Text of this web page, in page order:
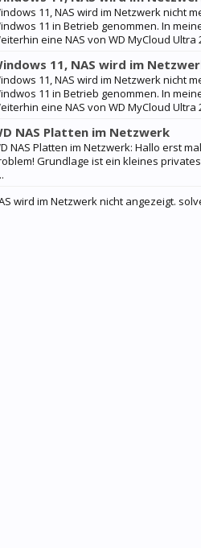
11, NAS wird im Netzwerk nicht
11 in Betrieb genommen. In
eine NAS von WD MyCloud Ultra
11, NAS wird im
11, NAS wird im Netzwerk nicht
11 in Betrieb genommen. In
eine NAS von WD MyCloud Ultra
NAS Platten im Netzwerk
NAS Platten im Netzwerk: Hallo erst
Grundlage ist ein kleines
wird im Netzwerk nicht angezeigt.